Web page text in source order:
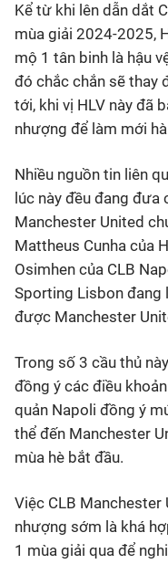
Thể thao Điện tử
Các môn khác
VIDEO
Bên lề
Kể từ khi lên dẫn dắt
mùa giải 2024-2025,
mộ 1 tân binh là hậu
đó chắc chắn sẽ thay
tới, khi vị HLV này đã
nhượng để làm mới
Nhiều nguồn tin liên
lúc này đều đang đưa
Manchester United
Mattheus Cunha của
Osimhen của CLB
Sporting Lisbon đang
được Manchester
Trong số 3 cầu thủ
đồng ý các điều
quản Napoli đồng ý
thể đến Manchester
mùa hè bắt đầu.
Việc CLB Manchester
nhượng sớm là khá
1 mùa giải qua để